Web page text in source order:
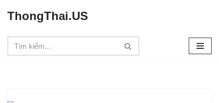
tới
nội
ThongThai.US